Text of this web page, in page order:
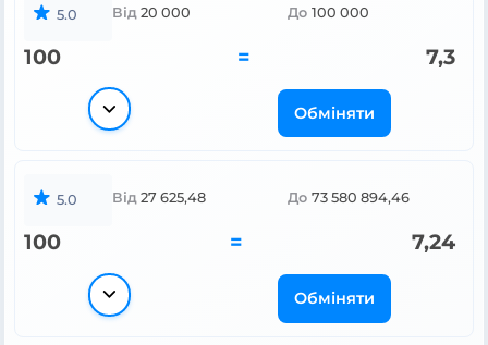
5.0 Від 20 000 До 100 000
100 = 7,3
Обміняти
5.0 Від 27 625,48 До 73 580 894,46
100 = 7,24
Обміняти